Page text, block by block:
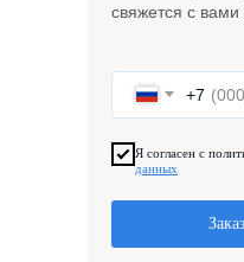
+7
Я согласен с
данных
свяжется с